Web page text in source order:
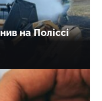
на Поліссі